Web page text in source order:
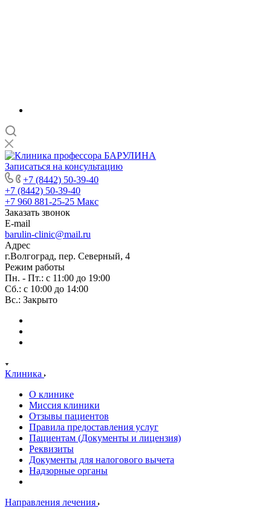
Записаться на консультацию
+7 (8442) 50-39-40
+7 (8442) 50-39-40
+7 960 881-25-25 Макс
Заказать звонок
E-mail
barulin-clinic@mail.ru
Адрес
г.Волгоград, пер. Северный, 4
Режим работы
Пн. - Пт.: с 11:00 до 19:00
Сб.: с 10:00 до 14:00
Вс.: Закрыто
Клиника
О клинике
Миссия клиники
Отзывы пациентов
Правила предоставления услуг
Пациентам (Документы и лицензия)
Реквизиты
Документы для налогового вычета
Надзорные органы
Направления лечения